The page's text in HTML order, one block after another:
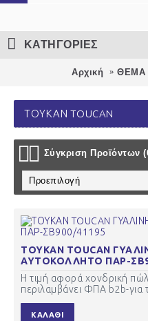
ΚΑΤΗΓΟΡΙΕΣ
Αρχική ΘΕΜΑ
ΤΟΥΚΑΝ TOUCAN
Σύγκριση Προϊόντων
ΤΟΥΚΑΝ TOUCAN
ΑΥΤΟΚΟΛΛΗΤΟ ΠΑΡ-
Η τιμή αφορά χονδρική
περιλαμβάνει ΦΠΑ b2b-για
ΚΑΛΆΘΙ